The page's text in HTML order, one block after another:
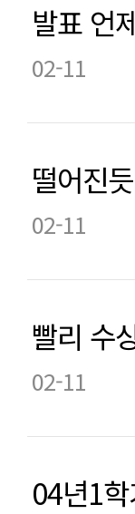
발표 언
02-11
떨어진듯
02-11
빨리 수
02-11
04년1